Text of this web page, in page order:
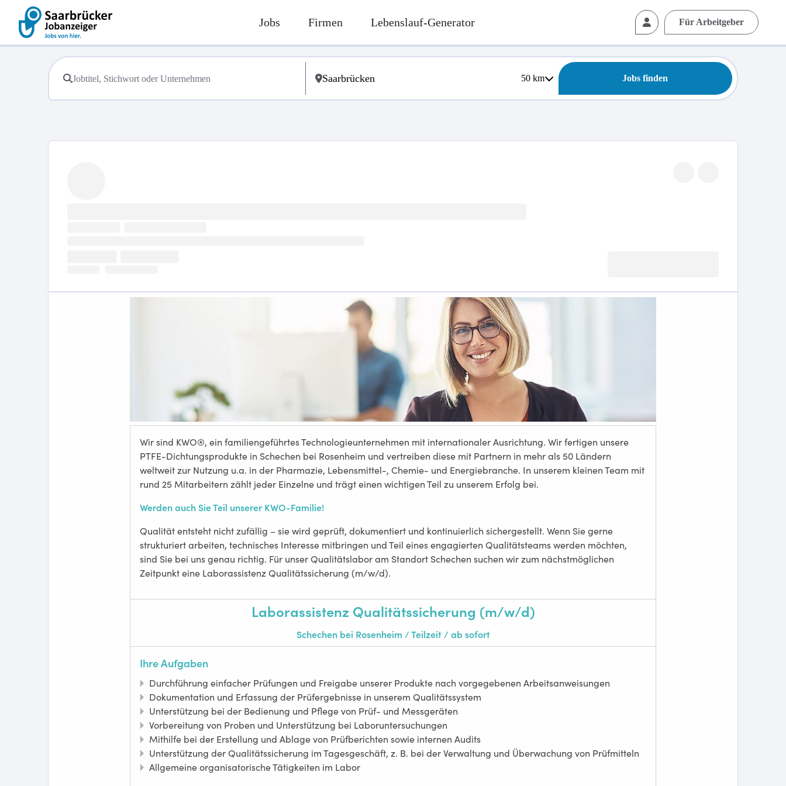
Jobs Firmen Lebenslauf-Generator Für Arbeitgeber
50km Jobs finden